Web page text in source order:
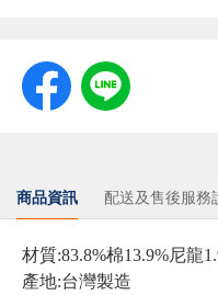
商品資訊 配送及售後服務
材質:83.8%棉13.9%尼龍
產地:台灣製造